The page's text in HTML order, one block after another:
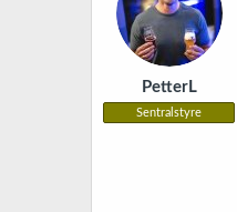
PetterL
Sentralstyre